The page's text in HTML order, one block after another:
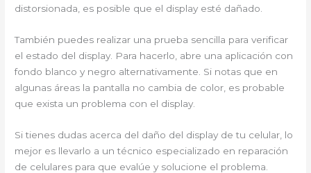
distorsionada, es posible que el display esté dañado.
También puedes realizar una prueba sencilla para verificar
el estado del display. Para hacerlo, abre una aplicación con
fondo blanco y negro alternativamente. Si notas que en
algunas áreas la pantalla no cambia de color, es probable
que exista un problema con el display.
Si tienes dudas acerca del daño del display de tu celular, lo
mejor es llevarlo a un técnico especializado en reparación
de celulares para que evalúe y solucione el problema.